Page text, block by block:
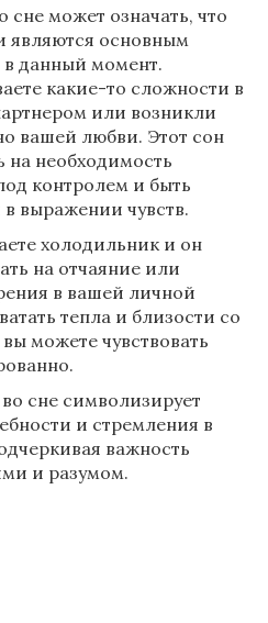
сне может означать, что
являются основным
данный момент.
какие-то сложности в
или возникли
вашей любви. Этот сон
на необходимость
контролем и быть
выражении чувств.
холодильник и он
на отчаяние или
в вашей личной
тепла и близости со
можете чувствовать
сне символизирует
и стремления в
важность
и разумом.